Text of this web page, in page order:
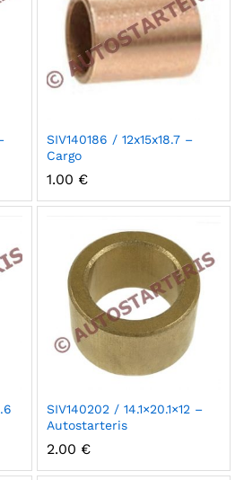
SIV140186 / 12x15x18.7 –
Cargo
1.00 €
SIV140202 / 14.1×20.1×12 –
Autostarteris
2.00 €